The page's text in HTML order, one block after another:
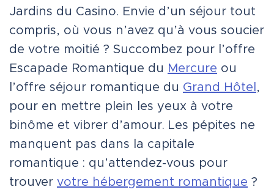
Jardins du Casino. Envie d’un séjour tout
compris, où vous n’avez qu’à vous soucier
de votre moitié ? Succombez pour l’offre
Escapade Romantique du Mercure ou
l’offre séjour romantique du Grand Hôtel ,
pour en mettre plein les yeux à votre
binôme et vibrer d’amour. Les pépites ne
manquent pas dans la capitale
romantique : qu’attendez-vous pour
trouver votre hébergement romantique ?